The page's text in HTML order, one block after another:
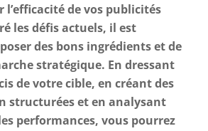
l’efficacité de vos publicités
les défis actuels, il est
des bons ingrédients et de
stratégique. En dressant
de votre cible, en créant des
structurées et en analysant
performances, vous pourrez